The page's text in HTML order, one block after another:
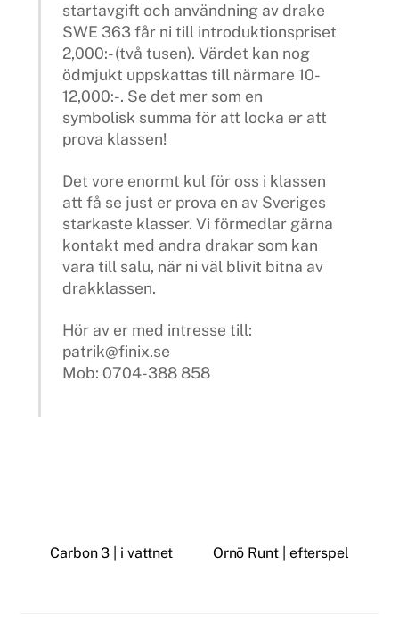
startavgift och användning av drake
SWE 363 får ni till introduktionspriset
2,000:- (två tusen). Värdet kan nog
ödmjukt uppskattas till närmare 10-
12,000:-. Se det mer som en
symbolisk summa för att locka er att
prova klassen!
Det vore enormt kul för oss i klassen
att få se just er prova en av Sveriges
starkaste klasser. Vi förmedlar gärna
kontakt med andra drakar som kan
vara till salu, när ni väl blivit bitna av
drakklassen.
Hör av er med intresse till:
patrik@finix.se
Mob: 0704-388 858
Carbon 3 | i vattnet Ornö Runt | efterspel